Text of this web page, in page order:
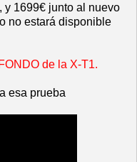
y 1699€ junto al nuevo
no estará disponible
de la X-T1.
esa prueba